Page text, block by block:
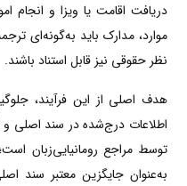
دریافت اقامت یا ویزا و انجام
موارد، مدارک باید به‌گونه‌ای
نظر حقوقی نیز قابل استناد باشند.
هدف اصلی از این فرآیند،
اطلاعات درج‌شده در سند اصلی
توسط مراجع رومانیایی‌زبان
به‌عنوان جایگزین معتبر سند